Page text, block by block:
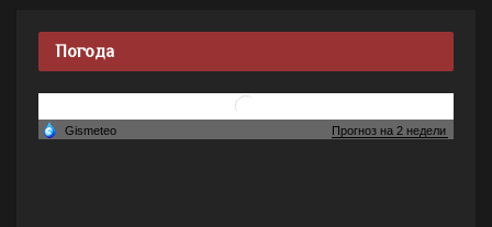
Погода